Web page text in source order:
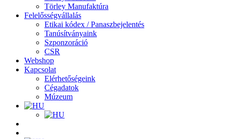
Törley Manufaktúra
Felelősségvállalás
Etikai kódex / Panaszbejelentés
Tanúsítványaink
Szponzoráció
CSR
Webshop
Kapcsolat
Elérhetőségeink
Cégadatok
Múzeum